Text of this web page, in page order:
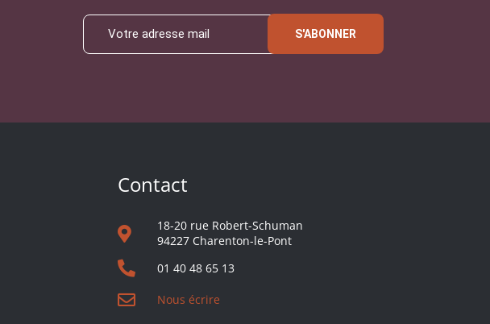
S'ABONNER
Contact
18-20 rue Robert-Schuman
94227 Charenton-le-Pont
01 40 48 65 13
Nous écrire